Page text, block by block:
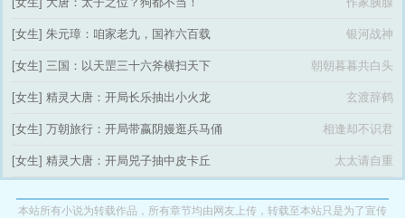
[女生] 朱元璋：咱家老九，国祚六百载 银河战神
[女生] 三国：以天罡三十六斧横扫天下 朝朝暮暮共白头
[女生] 精灵大唐：开局长乐抽出小火龙 玄渡辞鹤
[女生] 万朝旅行：开局带嬴阴嫚逛兵马俑 相逢却不识君
[女生] 精灵大唐：开局兕子抽中皮卡丘 太太请自重
本站所有小说为转载作品，所有章节均由网友上传，转载至本站只是为了宣传